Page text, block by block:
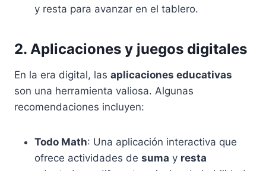
y resta para avanzar en el tablero.
2. Aplicaciones y juegos digitales
En la era digital, las aplicaciones educativas
son una herramienta valiosa. Algunas
recomendaciones incluyen:
Todo Math: Una aplicación interactiva que
ofrece actividades de suma y resta